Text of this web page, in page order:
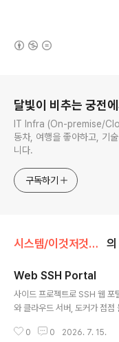
달빛이 비추는 궁전에
IT Infra (On-premise/
동차, 여행을 좋아하고, 기
니다.
구독하기
시스템/이것저것개발 의
Web SSH Portal
사이드 프로젝트로 SSH 웹 포
와 클라우드 서버, 도커가 점점
의 소동때문이었는데, 테슬라
0 0 2026. 7. 15.